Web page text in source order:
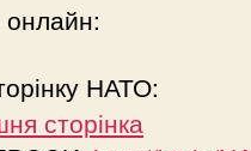
онлайн:
НАТО:
сторінка